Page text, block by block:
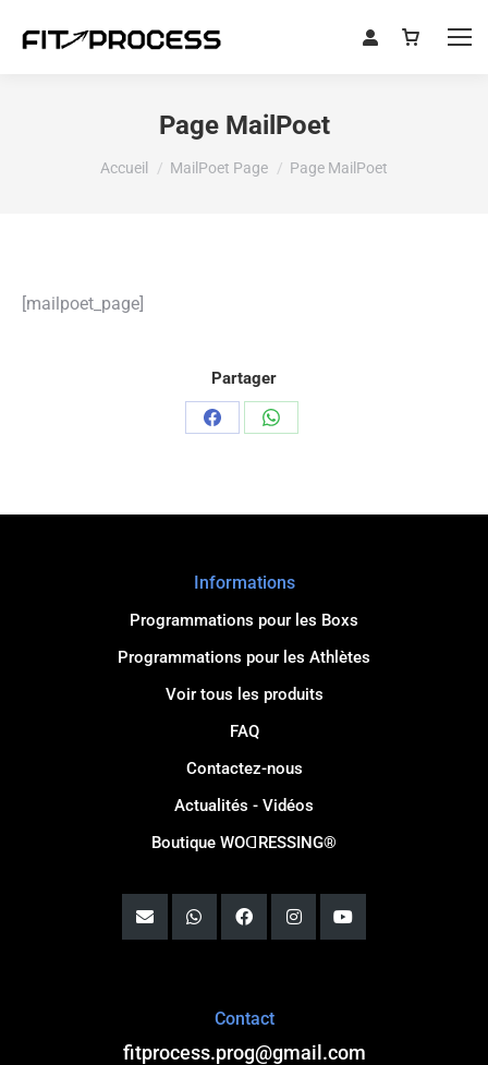
Page MailPoet
Vous êtes ici :
Accueil MailPoet Page Page MailPoet
[mailpoet_page]
Partager
Informations
Programmations pour les Boxs
Programmations pour les Athlètes
Voir tous les produits
FAQ
Contactez-nous
Actualités - Vidéos
Boutique WOꓷRESSING®
Contact
fitprocess.prog@gmail.com